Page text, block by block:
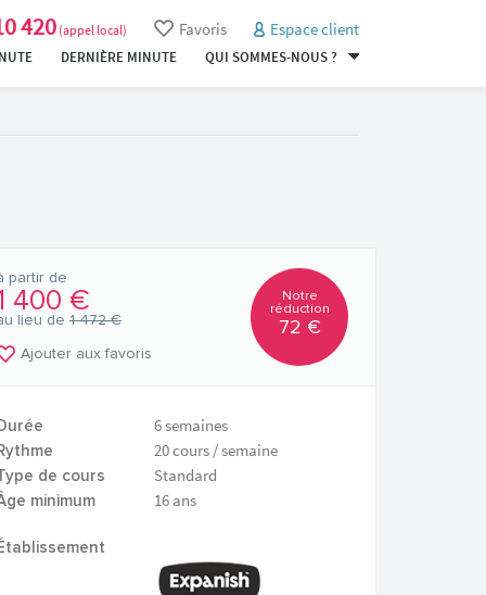
420 (appel local) Favoris Espace client
DERNIÈRE MINUTE QUI SOMMES-NOUS ?
partir de
400 €
lieu de 1 472 €
Notre
réduction
72 €
Ajouter aux favoris
6 semaines
20 cours / semaine
de cours Standard
minimum 16 ans